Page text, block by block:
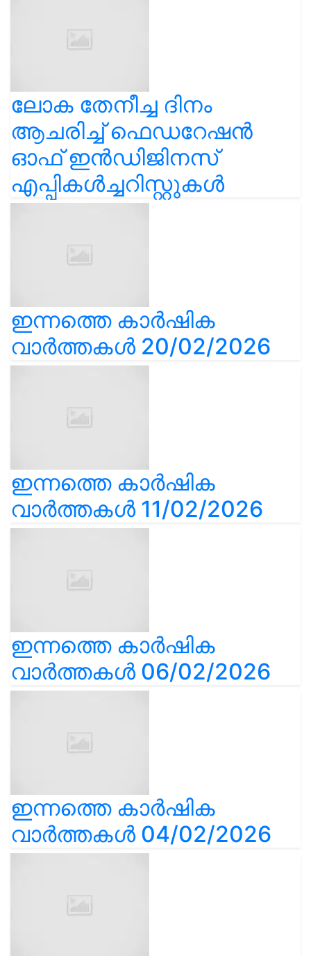
ലോക തേനീച്ച ദിനം
ആചരിച്ച് ഫെഡറേഷൻ
ഓഫ് ഇൻഡിജിനസ്
എപ്പികൾച്ചറിസ്റ്റുകൾ
ഇന്നത്തെ കാർഷിക
വാർത്തകൾ 20/02/2026
ഇന്നത്തെ കാർഷിക
വാർത്തകൾ 11/02/2026
ഇന്നത്തെ കാർഷിക
വാർത്തകൾ 06/02/2026
ഇന്നത്തെ കാർഷിക
വാർത്തകൾ 04/02/2026